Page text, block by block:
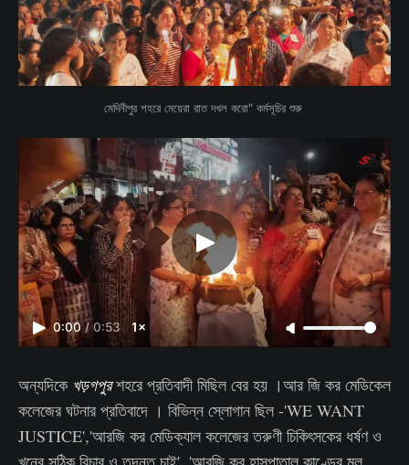
মেদিনীপুর শহরে মেয়েরা রাত দখল করো" কর্মসূচির শুরু
0:00 / 0:53 1×
অন্যদিকে খড়গপুরশহরে প্রতিবাদী মিছিল বের হয় ।আর জি কর মেডিকেল
কলেজের ঘটনার প্রতিবাদে । বিভিন্ন স্লোগান ছিল -'WE WANT
JUSTICE','আরজি কর মেডিক্যাল কলেজের তরুণী চিকিৎসকের ধর্ষণ ও